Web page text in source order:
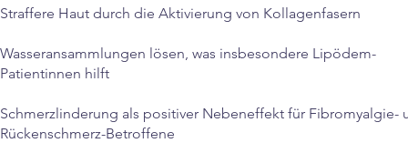
Straffere Haut durch die Aktivierung von Kollagenfasern
Wasseransammlungen lösen, was insbesondere Lipödem-
Patientinnen hilft
Schmerzlinderung als positiver Nebeneffekt für Fibromyalgie-
Rückenschmerz-Betroffene